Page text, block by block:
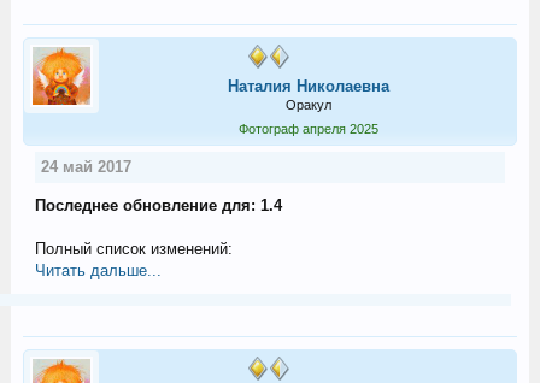
Наталия Николаевна
Оракул
Фотограф апреля 2025
24 май 2017
Последнее обновление для: 1.4
Полный список изменений:
Читать дальше...